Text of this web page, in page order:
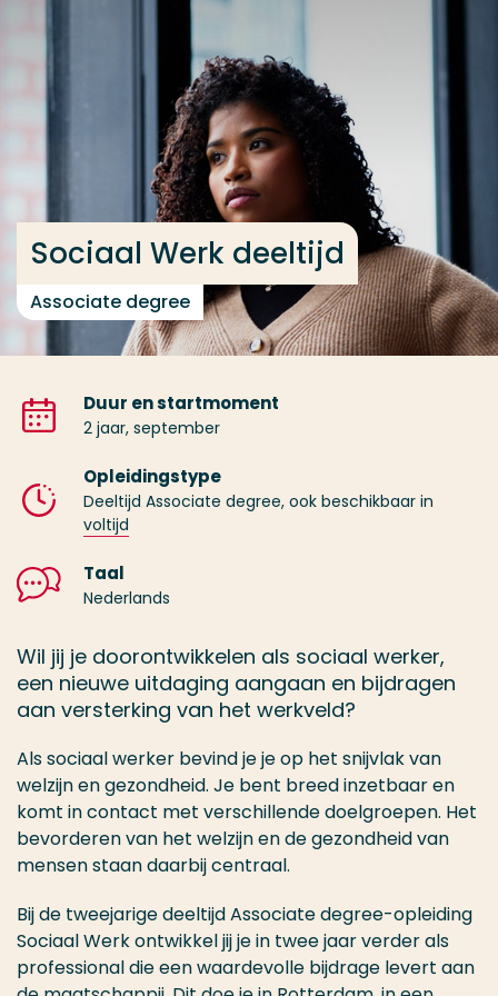
Ga direct naar de content
Sociaal Werk deeltijd
Associate degree
Duur en startmoment
2 jaar, september
Opleidingstype
Deeltijd Associate degree, ook beschikbaar in
voltijd
Taal
Nederlands
Wil jij je doorontwikkelen als sociaal werker,
een nieuwe uitdaging aangaan en bijdragen
aan versterking van het werkveld?
Als sociaal werker bevind je je op het snijvlak van
welzijn en gezondheid. Je bent breed inzetbaar en
komt in contact met verschillende doelgroepen. Het
bevorderen van het welzijn en de gezondheid van
mensen staan daarbij centraal.
Bij de tweejarige deeltijd Associate degree-opleiding
Sociaal Werk ontwikkel jij je in twee jaar verder als
professional die een waardevolle bijdrage levert aan
Contact